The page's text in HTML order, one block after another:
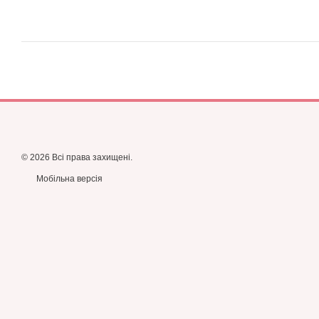
© 2026 Всі права захищені.
Мобільна версія